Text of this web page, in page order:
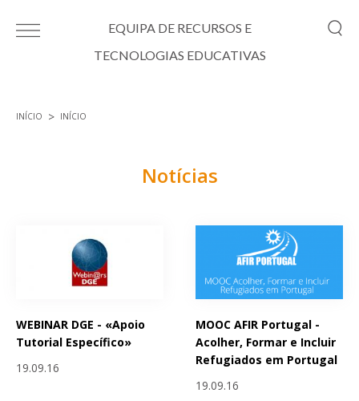
EQUIPA DE RECURSOS E
TECNOLOGIAS EDUCATIVAS
INÍCIO INÍCIO
Notícias
WEBINAR DGE - «Apoio
Tutorial Específico»
19.09.16
MOOC AFIR Portugal -
Acolher, Formar e Incluir
Refugiados em Portugal
19.09.16
Páginas